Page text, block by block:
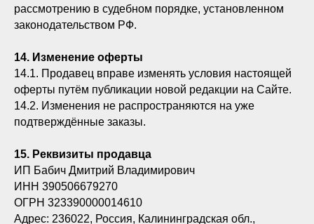
рассмотрению в судебном порядке, установленном
законодательством РФ.
14. Изменение оферты
14.1. Продавец вправе изменять условия настоящей
оферты путём публикации новой редакции на Сайте.
14.2. Изменения не распространяются на уже
подтверждённые заказы.
15. Реквизиты продавца
ИП Бабич Дмитрий Владимирович
ИНН 390506679270
ОГРН 323390000014610
Адрес: 236022, Россия, Калининградская обл.,